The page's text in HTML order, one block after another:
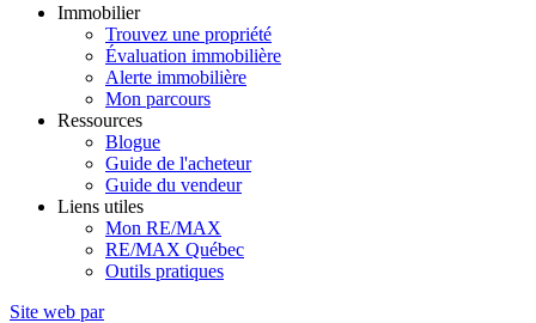
Immobilier
Trouvez une propriété
Évaluation immobilière
Alerte immobilière
Mon parcours
Ressources
Blogue
Guide de l'acheteur
Guide du vendeur
Liens utiles
Mon RE/MAX
RE/MAX Québec
Outils pratiques
Site web par